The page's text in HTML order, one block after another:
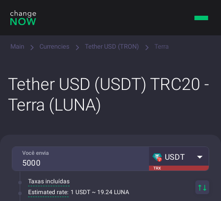
Main Currencies Tether USD (TRON) Terra
Tether USD (USDT) TRC20 -
Terra (LUNA)
Você envia
TRX
USDT
Taxas incluídas
Estimated rate: 1 USDT ~ 19.24 LUNA